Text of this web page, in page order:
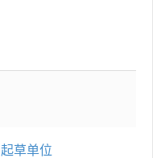
起草单位